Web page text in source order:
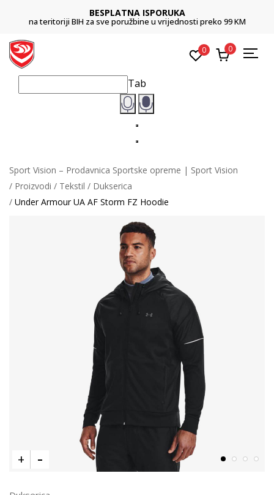
BESPLATNA ISPORUKA
na teritoriji BIH za sve poružbine u vrijednosti preko 99 KM
0 0
Tab
Sport Vision – Prodavnica Sportske opreme | Sport Vision
Proizvodi
Tekstil
Dukserica
Under Armour UA AF Storm FZ Hoodie